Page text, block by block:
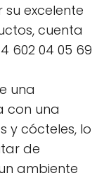
excelente
cuenta
602 04 05 69
una
con una
y cócteles, lo
de
ambiente